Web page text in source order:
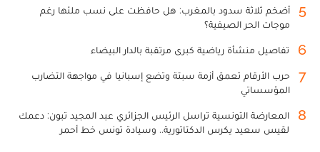
5
أضخم ثلاثة سدود بالمغرب: هل حافظت على نسب ملئها رغم
موجات الحر الصيفية؟
6 تفاصيل منشأة رياضية كبرى مرتقبة بالدار البيضاء
7
حرب الأرقام تعمق أزمة سبتة وتضع إسبانيا في مواجهة التضارب
المؤسساتي
8
المعارضة التونسية تراسل الرئيس الجزائري عبد المجيد تبون: دعمك
لقيس سعيد يكرس الدكتاتورية.. وسيادة تونس خط أحمر